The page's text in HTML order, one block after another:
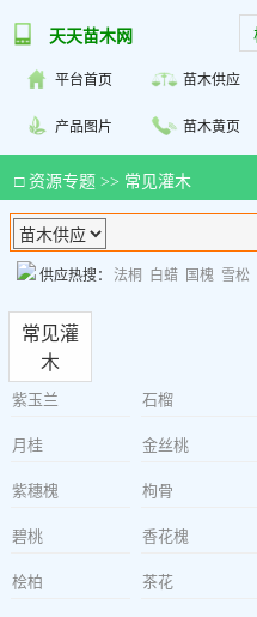
天天苗木网
平台首页 苗木供应
产品图片 苗木黄页
□ 资源专题 >> 常见灌木
供应热搜： 法桐 白蜡 国槐 雪松
常见灌
木
紫玉兰 石榴
月桂 金丝桃
紫穗槐 枸骨
碧桃 香花槐
桧柏 茶花